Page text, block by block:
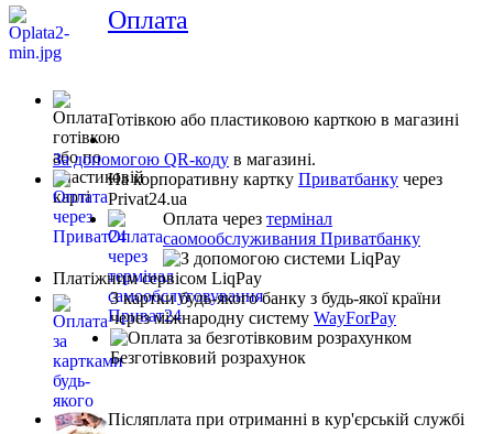
Оплата
Готівкою або пластиковою карткою в магазині
За допомогою QR-коду в магазині.
На корпоративну картку Приватбанку через
Privat24.ua
Оплата через термінал
саомообслуживания Приватбанку
Платіжним сервісом LiqPay
З картки будь-якого банку з будь-якої країни
через міжнародну систему WayForPay
Безготівковий розрахунок
Післяплата при отриманні в кур'єрській службі